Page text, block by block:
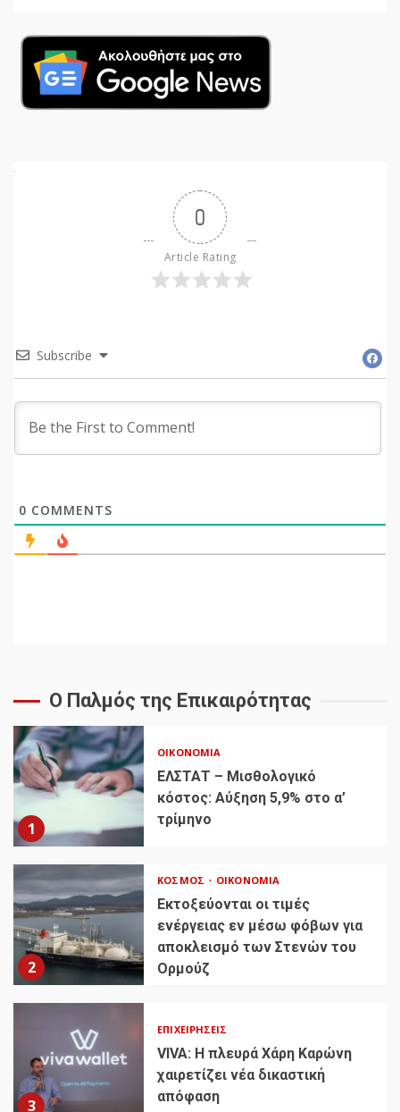
0
Article Rating
Subscribe
0 COMMENTS
Ο Παλμός της Επικαιρότητας
1
ΟΙΚΟΝΟΜΊΑ
ΕΛΣΤΑΤ – Μισθολογικό
κόστος: Αύξηση 5,9% στο α’
τρίμηνο
2
ΚΌΣΜΟΣ ΟΙΚΟΝΟΜΊΑ
Εκτοξεύονται οι τιμές
ενέργειας εν μέσω φόβων για
αποκλεισμό των Στενών του
Ορμούζ
3
ΕΠΙΧΕΙΡΉΣΕΙΣ
VIVA: Η πλευρά Χάρη Καρώνη
χαιρετίζει νέα δικαστική
απόφαση